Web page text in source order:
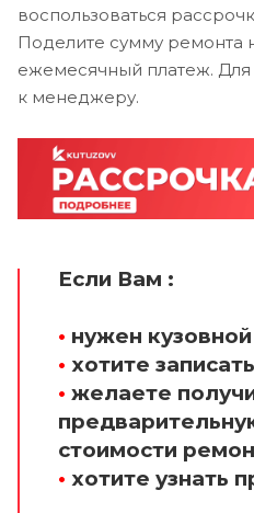
воспользоваться
Поделите сумму ремонта
ежемесячный платеж.
к менеджеру.
Если Вам :
• нужен
• хотите
• желаете
стоимости
• хотите узнать